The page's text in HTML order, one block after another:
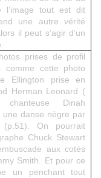
l’image tout est dit
une autre vérité
il peut s’agir d’un
prises de profil
comme cette photo
Ellington prise en
Herman Leonard (
Dinah
une danse nègre par
(p.51). On pourrait
Chuck Stewart
aux cotés
Smith. Et pour ce
un penchant tout